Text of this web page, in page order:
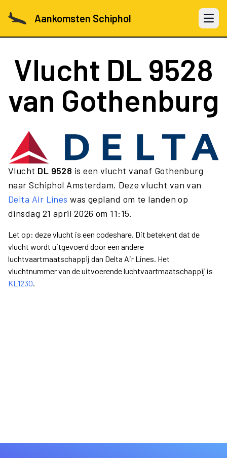
Aankomsten Schiphol Open
Vlucht DL 9528
van Gothenburg
Vlucht DL 9528 is een vlucht vanaf Gothenburg
naar Schiphol Amsterdam. Deze vlucht van van
Delta Air Lines was gepland om te landen op
dinsdag 21 april 2026 om 11:15.
Let op: deze vlucht is een codeshare. Dit betekent dat de
vlucht wordt uitgevoerd door een andere
luchtvaartmaatschappij dan Delta Air Lines. Het
vluchtnummer van de uitvoerende luchtvaartmaatschappij is
KL1230.